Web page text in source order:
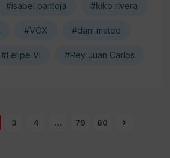
#isabel pantoja #kiko rivera
#VOX #dani mateo
#Felipe VI #Rey Juan Carlos
3 4 … 79 80